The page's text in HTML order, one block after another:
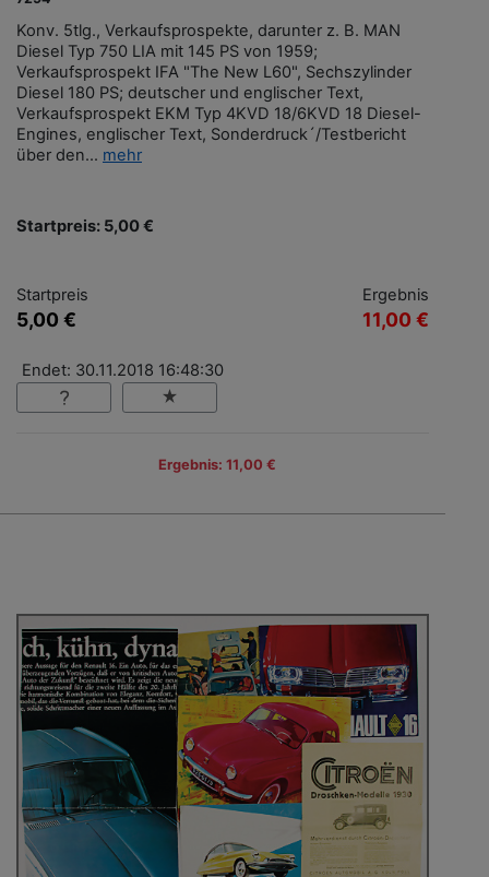
Konv. 5tlg., Verkaufsprospekte, darunter z. B. MAN
Diesel Typ 750 LIA mit 145 PS von 1959;
Verkaufsprospekt IFA "The New L60", Sechszylinder
Diesel 180 PS; deutscher und englischer Text,
Verkaufsprospekt EKM Typ 4KVD 18/6KVD 18 Diesel-
Engines, englischer Text, Sonderdruck´/Testbericht
über den... mehr
Startpreis: 5,00 €
Startpreis
5,00 €
Ergebnis
11,00 €
Endet: 30.11.2018 16:48:30
Ergebnis: 11,00 €